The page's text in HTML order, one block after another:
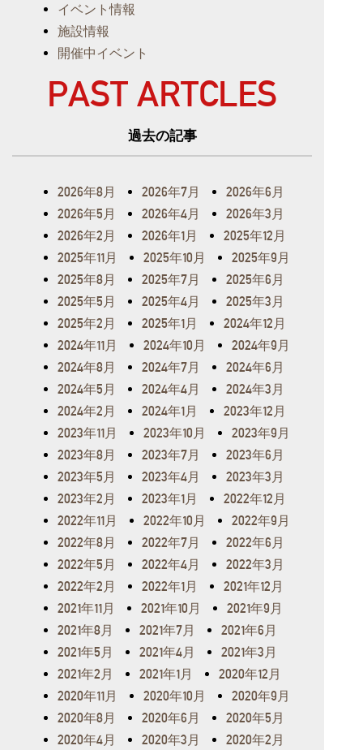
イベント情報
施設情報
開催中イベント
PAST ARTCLES
過去の記事
2026年8月 2026年7月
2026年6月
2026年5月
2026年4月
2026年3月
2026年2月
2026年1月
2025年12月
2025年11月
2025年10月
2025年9月
2025年8月
2025年7月
2025年6月
2025年5月
2025年4月
2025年3月
2025年2月
2025年1月
2024年12月
2024年11月
2024年10月
2024年9月
2024年8月
2024年7月
2024年6月
2024年5月
2024年4月
2024年3月
2024年2月
2024年1月
2023年12月
2023年11月
2023年10月
2023年9月
2023年8月
2023年7月
2023年6月
2023年5月
2023年4月
2023年3月
2023年2月
2023年1月
2022年12月
2022年11月
2022年10月
2022年9月
2022年8月
2022年7月
2022年6月
2022年5月
2022年4月
2022年3月
2022年2月
2022年1月
2021年12月
2021年11月
2021年10月
2021年9月
2021年8月
2021年7月
2021年6月
2021年5月
2021年4月
2021年3月
2021年2月
2021年1月
2020年12月
2020年11月
2020年10月
2020年9月
2020年8月
2020年6月
2020年5月
2020年4月
2020年3月
2020年2月